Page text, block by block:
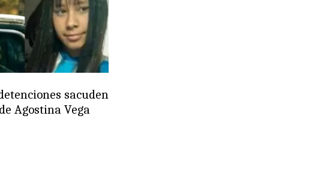
sacuden
Agostina Vega